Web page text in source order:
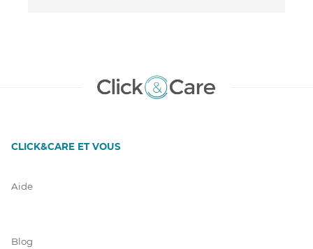
CLICK&CARE ET VOUS
Aide
Blog